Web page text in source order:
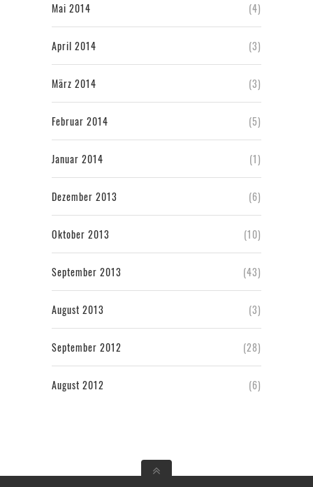
Mai 2014 (4)
April 2014 (3)
März 2014 (3)
Februar 2014 (5)
Januar 2014 (1)
Dezember 2013 (6)
Oktober 2013 (10)
September 2013 (43)
August 2013 (3)
September 2012 (28)
August 2012 (6)